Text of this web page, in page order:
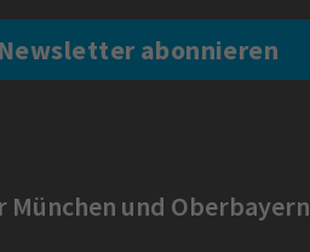
Newsletter abonnieren
München und Oberbayern